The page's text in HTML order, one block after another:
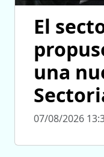
El
una
07/08/2026